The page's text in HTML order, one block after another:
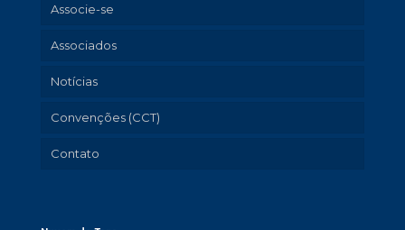
Associe-se
Associados
Notícias
Convenções (CCT)
Contato